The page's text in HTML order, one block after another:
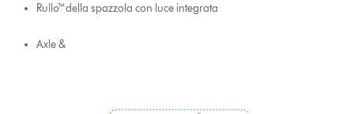
Rullo™della spazzola con luce integrata
Axle &